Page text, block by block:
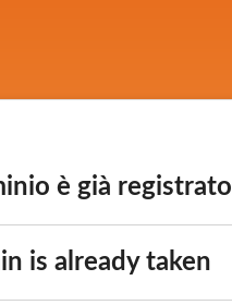
è già registrato
is already taken